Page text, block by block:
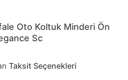
Oto Koltuk Minderi Ön
Sc
Taksit Seçenekleri